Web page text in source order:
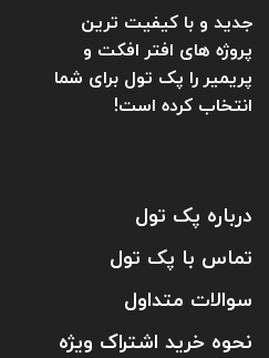
جدید و با کیفیت ترین
پروژه های افتر افکت و
پریمیر را پک تول برای شما
انتخاب کرده است!
درباره پک تول
تماس با پک تول
سوالات متداول
نحوه خرید اشتراک ویژه